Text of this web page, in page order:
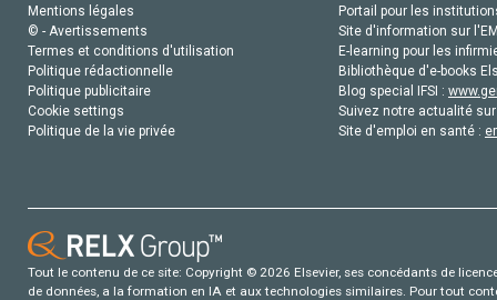
Mentions légales
© - Avertissements
Termes et conditions d'utilisation
Politique rédactionnelle
Politique publicitaire
Cookie settings
Politique de la vie privée
Portail pour les
Site d'information sur
E-learning pour les
Bibliothèque d'e-books
Blog special IFSI :
Suivez notre actualité
Site d'emploi en santé :
Tout le contenu de ce site: Copyright © 2026 Elsevier, ses concédants de
de données, a la formation en IA et aux technologies similaires. Pour tout